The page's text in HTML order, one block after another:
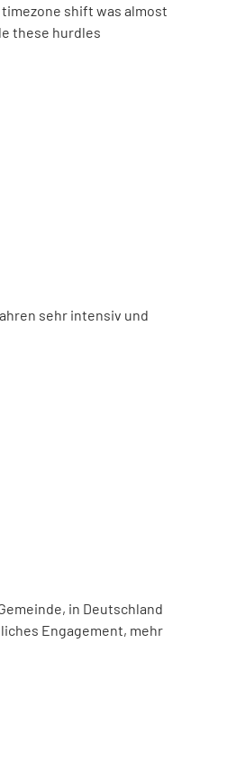
shift was almost
these hurdles
sehr intensiv und
in Deutschland
Engagement, mehr